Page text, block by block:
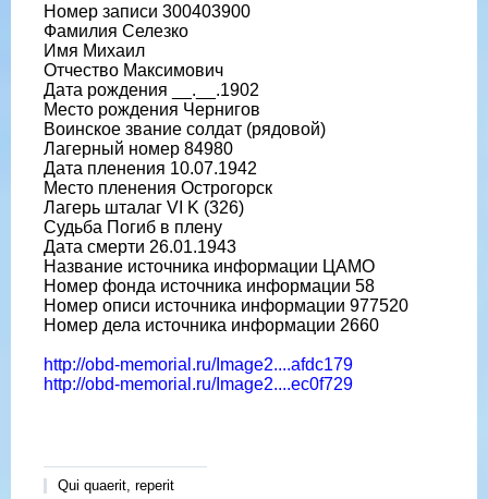
Номер записи 300403900
Фамилия Селезко
Имя Михаил
Отчество Максимович
Дата рождения __.__.1902
Место рождения Чернигов
Воинское звание солдат (рядовой)
Лагерный номер 84980
Дата пленения 10.07.1942
Место пленения Острогорск
Лагерь шталаг VI K (326)
Судьба Погиб в плену
Дата смерти 26.01.1943
Название источника информации ЦАМО
Номер фонда источника информации 58
Номер описи источника информации 977520
Номер дела источника информации 2660
http://obd-memorial.ru/Image2....afdc179
http://obd-memorial.ru/Image2....ec0f729
Qui quaerit, reperit